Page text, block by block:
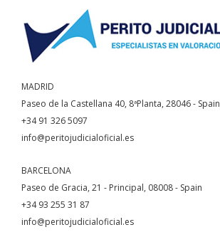
MADRID
Paseo de la Castellana 40, 8ªPlanta, 28046 - Spain
+34 91 326 5097
info@peritojudicialoficial.es
BARCELONA
Paseo de Gracia, 21 - Principal, 08008 - Spain
+34 93 255 31 87
info@peritojudicialoficial.es